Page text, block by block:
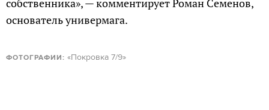
собственника», — комментирует Роман Семенов,
основатель универмага.
ФОТОГРАФИИ: «Покровка 7/9»